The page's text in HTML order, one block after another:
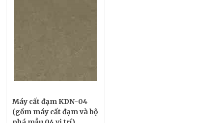
Máy cất đạm KDN-04
(gồm máy cất đạm và bộ